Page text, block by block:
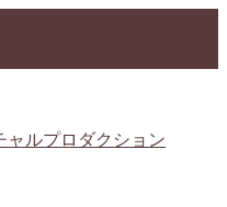
ャルプロダクション